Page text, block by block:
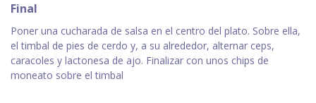
Final
Poner una cucharada de salsa en el centro del plato. Sobre ella,
el timbal de pies de cerdo y, a su alrededor, alternar ceps,
caracoles y lactonesa de ajo. Finalizar con unos chips de
moneato sobre el timbal